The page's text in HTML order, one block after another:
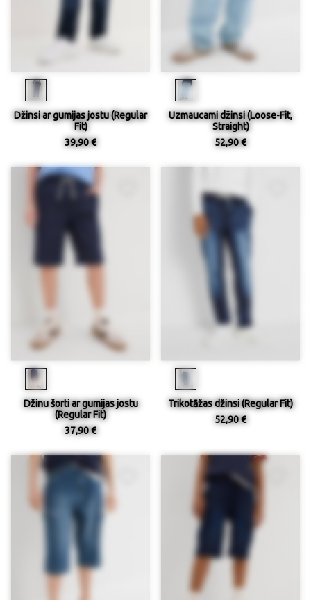
Džinsi ar gumijas jostu (Regular
Fit)
39,90 €
Uzmaucami džinsi (Loose-Fit,
Straight)
52,90 €
Džinu šorti ar gumijas jostu
(Regular Fit)
37,90 €
Trikotāžas džinsi (Regular Fit)
52,90 €